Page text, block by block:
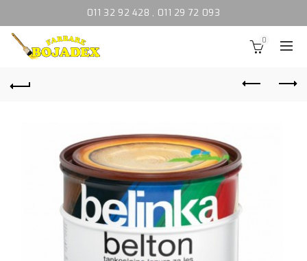
011 32 92 428 , 011 29 72 093
0